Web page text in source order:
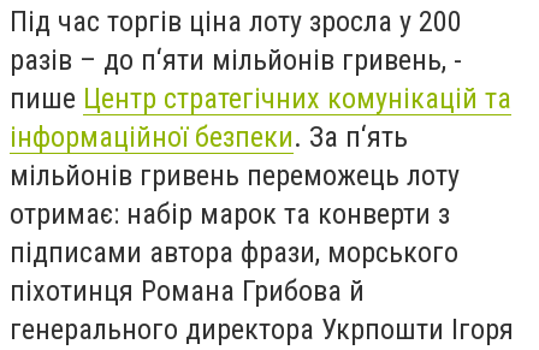
Під час торгів ціна лоту зросла у 200
разів – до п‘яти мільйонів гривень, -
пише Центр стратегічних комунікацій та
інформаційної безпеки. За п‘ять
мільйонів гривень переможець лоту
отримає: набір марок та конверти з
підписами автора фрази, морського
піхотинця Романа Грибова й
генерального директора Укрпошти Ігоря